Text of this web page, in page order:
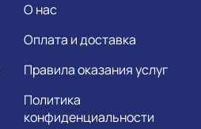
О нас
Оплата и доставка
Правила оказания услуг
Политика
конфиденциальности